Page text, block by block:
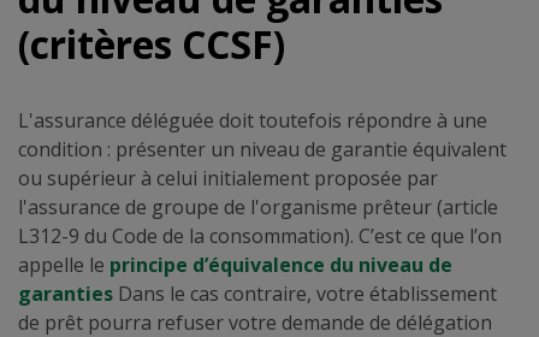
(critères CCSF)
L'assurance déléguée doit toutefois répondre à une
condition : présenter un niveau de garantie équivalent
ou supérieur à celui initialement proposée par
l'assurance de groupe de l'organisme prêteur (article
L312-9 du Code de la consommation). C’est ce que l’on
appelle le principe d’équivalence du niveau de
garanties Dans le cas contraire, votre établissement
de prêt pourra refuser votre demande de délégation